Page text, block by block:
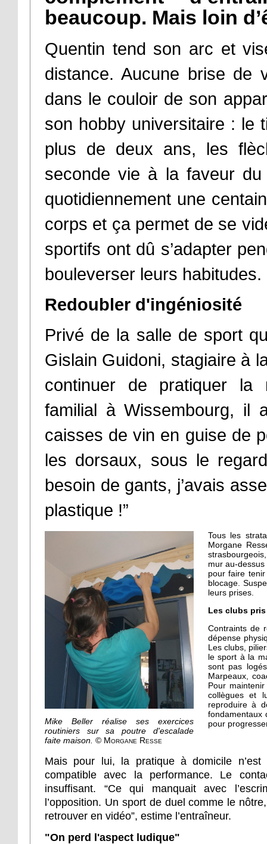
beaucoup. Mais loin
Quentin tend son arc et
distance. Aucune brise de
dans le couloir de son
son hobby universitaire : le
plus de deux ans, les
seconde vie à la faveur
quotidiennement une
corps et ça permet de se
sportifs ont dû s’adapter
bouleverser leurs habitudes.
Redoubler d'ingéniosité
Privé de la salle de sport
Gislain Guidoni, stagiaire à
continuer de pratiquer la
familial à Wissembourg,
caisses de vin en guise de
les dorsaux, sous le
besoin de gants, j’avais
plastique !”
Mike Beller réalise ses exercices
routiniers sur sa poutre d'escalade
faite maison. © Morgane Resse
Tous les
Morgane
mur au-
pour faire
blocage.
leurs prises.
Les clubs
Contraints de
dépense
Les clubs,
le sport à la
sont pas
Marpeaux,
Pour
collègues et
reproduire à
fondamentaux
pour
Mais pour lui, la pratique à domicile n’est
compatible avec la performance. Le
insuffisant. “Ce qui manquait avec
l’opposition. Un sport de duel comme le
retrouver en vidéo”, estime l’entraîneur.
"On perd l'aspect ludique"